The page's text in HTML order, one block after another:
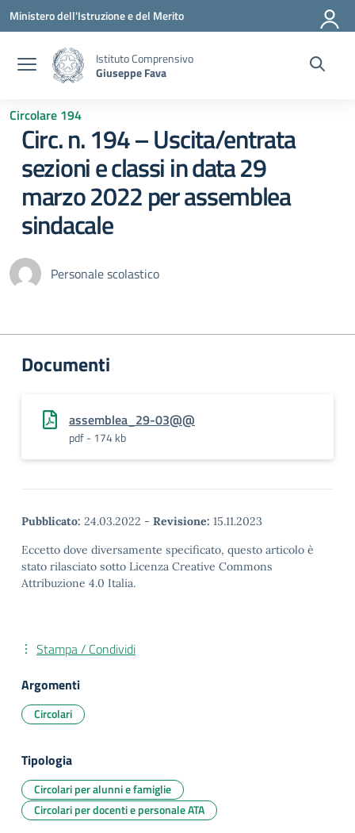
Vai ai contenuti
Vai al menu di navigazione
Vai al footer
Ministero dell'Istruzione e del Merito
Istituto Comprensivo
Giuseppe Fava
Circolare 194
Circ. n. 194 – Uscita/entrata
sezioni e classi in data 29
marzo 2022 per assemblea
sindacale
Personale scolastico
Documenti
assemblea_29-03@@
pdf - 174 kb
Pubblicato: 24.03.2022 - Revisione: 15.11.2023
Eccetto dove diversamente specificato, questo articolo è
stato rilasciato sotto Licenza Creative Commons
Attribuzione 4.0 Italia.
Stampa / Condividi
Argomenti
Circolari
Tipologia
Circolari per alunni e famiglie
Circolari per docenti e personale ATA